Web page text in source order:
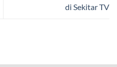
di Sekitar TV